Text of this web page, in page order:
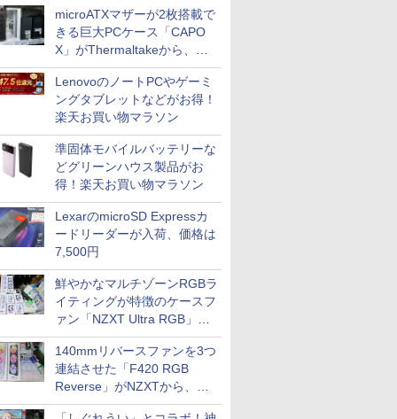
microATXマザーが2枚搭載で
きる巨大PCケース「CAPO
X」がThermaltakeから、カ
ラーは2色
LenovoのノートPCやゲーミ
ングタブレットなどがお得！
楽天お買い物マラソン
準固体モバイルバッテリーな
どグリーンハウス製品がお
得！楽天お買い物マラソン
LexarのmicroSD Expressカ
ードリーダーが入荷、価格は
7,500円
鮮やかなマルチゾーンRGBラ
イティングが特徴のケースフ
ァン「NZXT Ultra RGB」が
発売、計8製品
140mmリバースファンを3つ
連結させた「F420 RGB
Reverse」がNZXTから、単
一フレーム採用